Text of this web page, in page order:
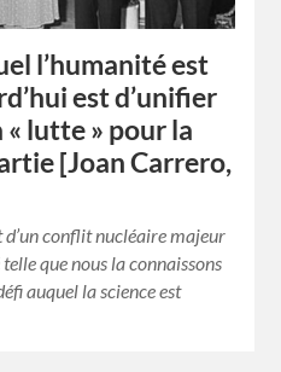
l’humanité est
est d’unifier
lutte » pour la
[Joan Carrero,
conflit nucléaire majeur
que nous la connaissons
auquel la science est